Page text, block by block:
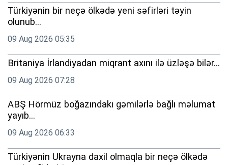
Türkiyənin bir neçə ölkədə yeni səfirləri təyin
olunub...
09 Aug 2026 05:35
Britaniya İrlandiyadan miqrant axını ilə üzləşə bilər...
09 Aug 2026 07:28
ABŞ Hörmüz boğazındakı gəmilərlə bağlı məlumat
yayıb...
09 Aug 2026 06:33
Türkiyənin Ukrayna daxil olmaqla bir neçə ölkədə